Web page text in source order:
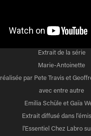
Extrait de la série
Marie-Antoinette
réalisée par Pete Travis et
avec entre autre
Emilia Schüle et Gaïa
Extrait diffusé dans
l'Essentiel Chez Labro